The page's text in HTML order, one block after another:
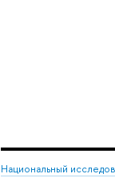
Национальный